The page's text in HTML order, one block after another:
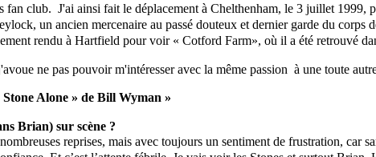
fan club. J'ai ainsi fait le déplacement à Chelthenham, le 3 juillet
un ancien mercenaire au passé douteux et dernier garde du
rendu à Hartfield pour voir « Cotford Farm», où il a été retrouvé
ne pas pouvoir m'intéresser avec la même passion à une toute
Alone » de Bill Wyman »
Brian) sur scène ?
reprises, mais avec toujours un sentiment de frustration, car